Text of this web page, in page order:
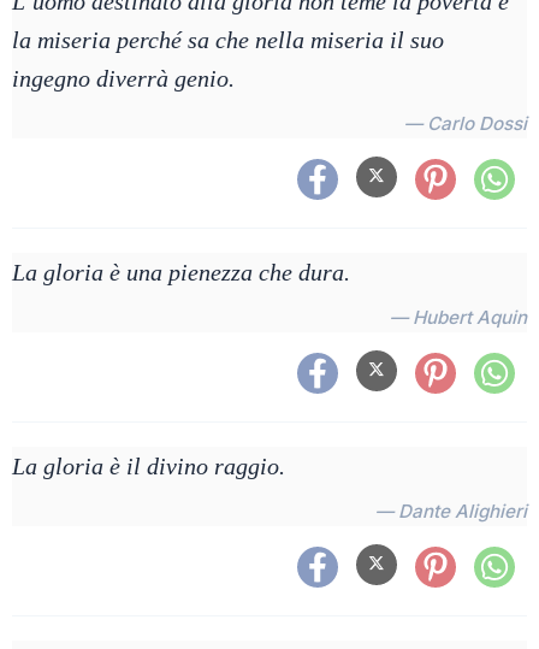
la miseria perché sa che nella miseria il suo
ingegno diverrà genio.
— Carlo Dossi
La gloria è una pienezza che dura.
— Hubert Aquin
La gloria è il divino raggio.
— Dante Alighieri